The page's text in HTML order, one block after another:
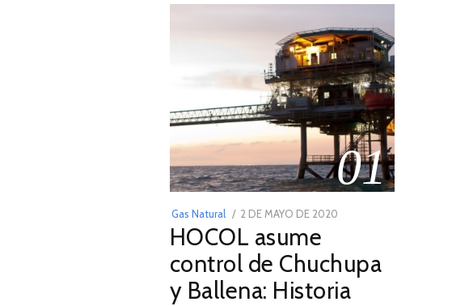
01
Gas Natural
POSTED
ON
2 DE MAYO DE 2020
DE
2026
HOCOL asume
control de Chuchupa
y Ballena: Historia